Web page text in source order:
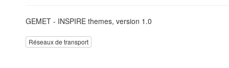
GEMET - INSPIRE themes, version 1.0
Réseaux de transport